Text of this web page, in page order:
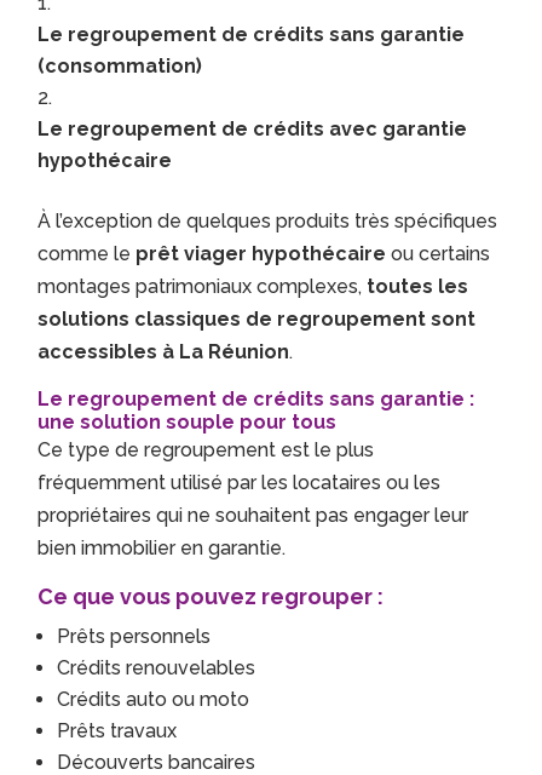
Le regroupement de crédits sans garantie
(consommation)
Le regroupement de crédits avec garantie
hypothécaire
À l’exception de quelques produits très spécifiques
comme le prêt viager hypothécaire ou certains
montages patrimoniaux complexes, toutes les
solutions classiques de regroupement sont
accessibles à La Réunion.
Le regroupement de crédits sans garantie :
une solution souple pour tous
Ce type de regroupement est le plus
fréquemment utilisé par les locataires ou les
propriétaires qui ne souhaitent pas engager leur
bien immobilier en garantie.
Ce que vous pouvez regrouper :
Prêts personnels
Crédits renouvelables
Crédits auto ou moto
Prêts travaux
Découverts bancaires